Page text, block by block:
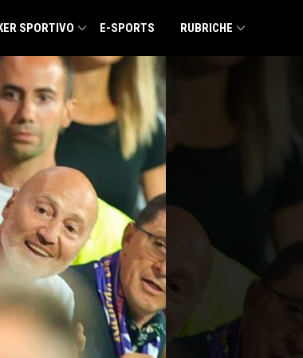
SPORTIVO E-SPORTS RUBRICHE